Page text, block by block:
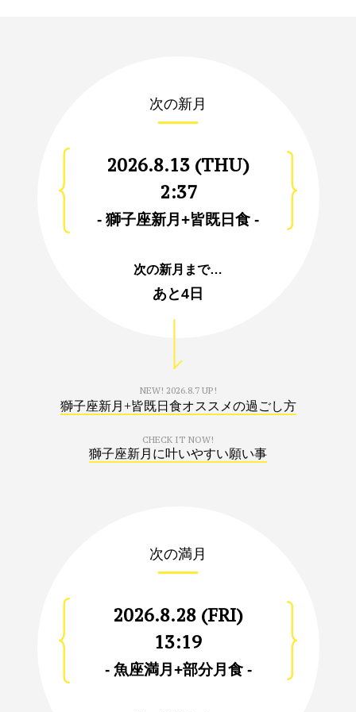
次の新月
2026.8.13 (THU)
2:37
- 獅子座新月+皆既日食 -
次の新月まで…
あと4日
NEW! 2026.8.7 UP!
獅子座新月+皆既日食オススメの過ごし方
CHECK IT NOW!
獅子座新月に叶いやすい願い事
次の満月
2026.8.28 (FRI)
13:19
- 魚座満月+部分月食 -